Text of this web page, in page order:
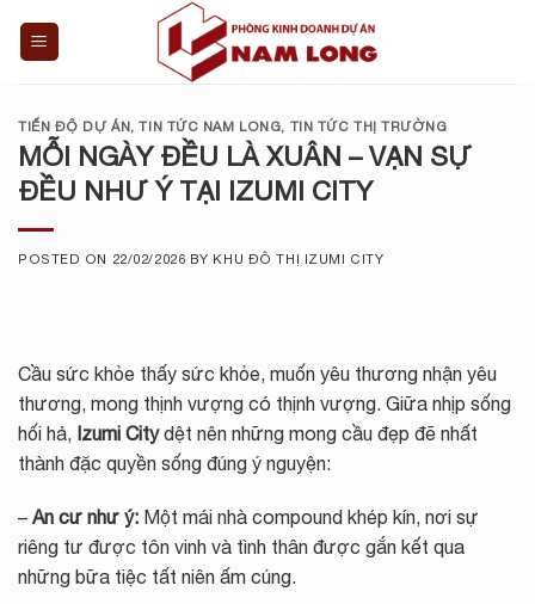
TIẾN ĐỘ DỰ ÁN,TIN TỨC NAM LONG, TIN TỨC THỊ TRƯỜNG
MỖI NGÀY ĐỀU LÀ XUÂN – VẠN SỰ
ĐỀU NHƯ Ý TẠI IZUMI CITY
POSTED ON 22/02/2026 BY KHU ĐÔ THỊ IZUMI CITY
Cầu sức khỏe thấy sức khỏe, muốn yêu thương nhận yêu
thương, mong thịnh vượng có thịnh vượng. Giữa nhịp sống
hối hả, Izumi Citydệt nên những mong cầu đẹp đẽ nhất
thành đặc quyền sống đúng ý nguyện:
– An cư như ý: Một mái nhà compound khép kín, nơi sự
riêng tư được tôn vinh và tình thân được gắn kết qua
những bữa tiệc tất niên ấm cúng.